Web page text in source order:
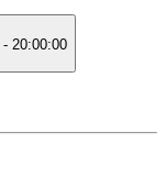
- 20:00:00